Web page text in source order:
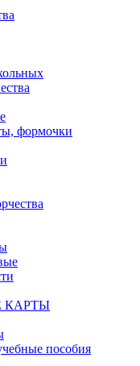
формочки
КАРТЫ
пособия